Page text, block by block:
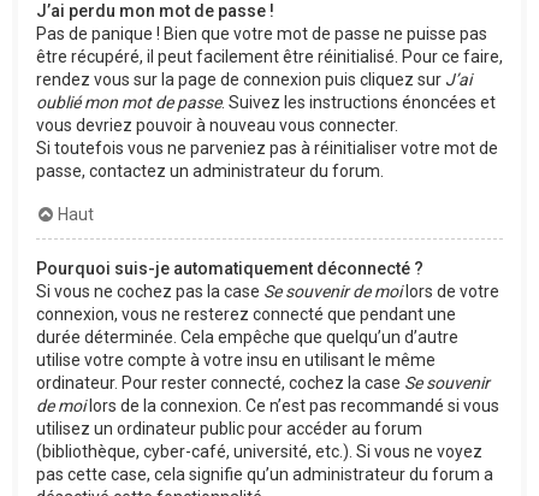
J’ai perdu mon mot de passe !
Pas de panique ! Bien que votre mot de passe ne puisse pas
être récupéré, il peut facilement être réinitialisé. Pour ce faire,
rendez vous sur la page de connexion puis cliquez sur J’ai
oublié mon mot de passe. Suivez les instructions énoncées et
vous devriez pouvoir à nouveau vous connecter.
Si toutefois vous ne parveniez pas à réinitialiser votre mot de
passe, contactez un administrateur du forum.
Haut
Pourquoi suis-je automatiquement déconnecté ?
Si vous ne cochez pas la case Se souvenir de moilors de votre
connexion, vous ne resterez connecté que pendant une
durée déterminée. Cela empêche que quelqu’un d’autre
utilise votre compte à votre insu en utilisant le même
ordinateur. Pour rester connecté, cochez la case Se souvenir
de moilors de la connexion. Ce n’est pas recommandé si vous
utilisez un ordinateur public pour accéder au forum
(bibliothèque, cyber-café, université, etc.). Si vous ne voyez
pas cette case, cela signifie qu’un administrateur du forum a